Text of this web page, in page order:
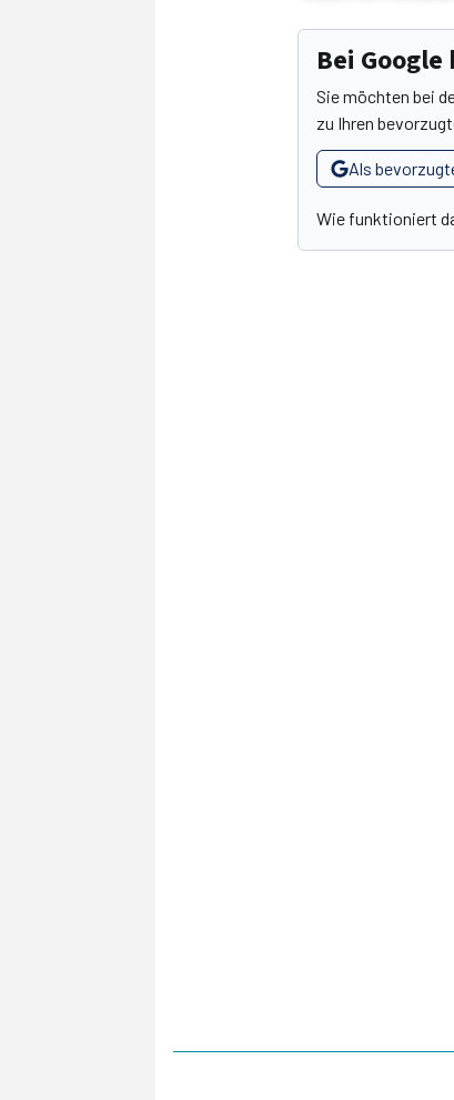
Bei
Sie möchten bei
zu Ihren
Als
Wie funktioniert